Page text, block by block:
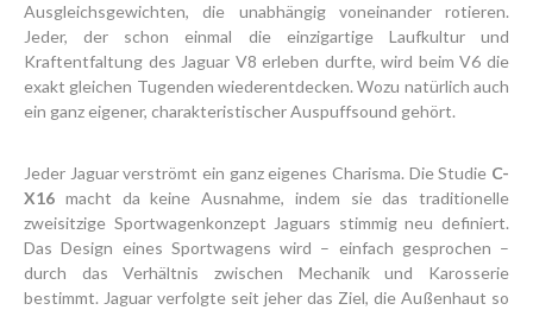
Ausgleichsgewichten, die unabhängig voneinander rotieren.
Jeder, der schon einmal die einzigartige Laufkultur und
Kraftentfaltung des Jaguar V8 erleben durfte, wird beim V6 die
exakt gleichen Tugenden wiederentdecken. Wozu natürlich auch
ein ganz eigener, charakteristischer Auspuffsound gehört.
Jeder Jaguar verströmt ein ganz eigenes Charisma. Die Studie C-
X16 macht da keine Ausnahme, indem sie das traditionelle
zweisitzige Sportwagenkonzept Jaguars stimmig neu definiert.
Das Design eines Sportwagens wird – einfach gesprochen –
durch das Verhältnis zwischen Mechanik und Karosserie
bestimmt. Jaguar verfolgte seit jeher das Ziel, die Außenhaut so